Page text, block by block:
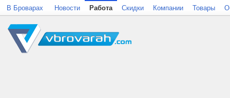
В Броварах Новости Работа Скидки Компании Товары